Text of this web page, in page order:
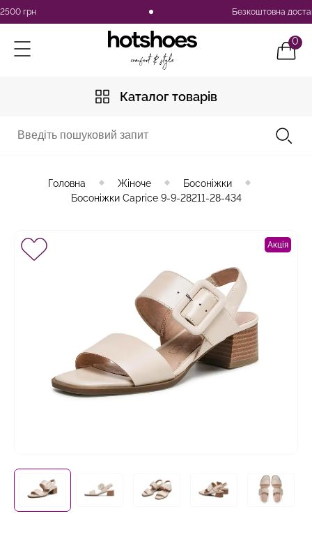
грн Безкоштовна
0
Каталог товарів
Головна Жіноче
Босоніжки
Босоніжки Caprice 9-9-28211-28-434
Акція